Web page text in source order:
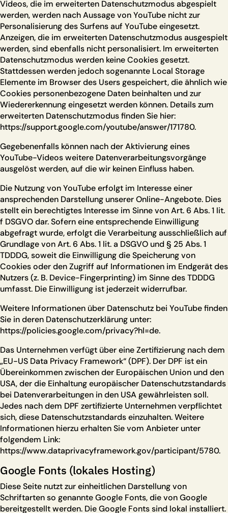
Videos, die im erweiterten Datenschutzmodus abgespielt
werden, werden nach Aussage von YouTube nicht zur
Personalisierung des Surfens auf YouTube eingesetzt.
Anzeigen, die im erweiterten Datenschutzmodus ausgespielt
werden, sind ebenfalls nicht personalisiert. Im erweiterten
Datenschutzmodus werden keine Cookies gesetzt.
Stattdessen werden jedoch sogenannte Local Storage
Elemente im Browser des Users gespeichert, die ähnlich wie
Cookies personenbezogene Daten beinhalten und zur
Wiedererkennung eingesetzt werden können. Details zum
erweiterten Datenschutzmodus finden Sie hier:
https://support.google.com/youtube/answer/171780.
Gegebenenfalls können nach der Aktivierung eines
YouTube-Videos weitere Datenverarbeitungsvorgänge
ausgelöst werden, auf die wir keinen Einfluss haben.
Die Nutzung von YouTube erfolgt im Interesse einer
ansprechenden Darstellung unserer Online-Angebote. Dies
stellt ein berechtigtes Interesse im Sinne von Art. 6 Abs. 1 lit.
f DSGVO dar. Sofern eine entsprechende Einwilligung
abgefragt wurde, erfolgt die Verarbeitung ausschließlich auf
Grundlage von Art. 6 Abs. 1 lit. a DSGVO und § 25 Abs. 1
TDDDG, soweit die Einwilligung die Speicherung von
Cookies oder den Zugriff auf Informationen im Endgerät des
Nutzers (z. B. Device-Fingerprinting) im Sinne des TDDDG
umfasst. Die Einwilligung ist jederzeit widerrufbar.
Weitere Informationen über Datenschutz bei YouTube finden
Sie in deren Datenschutzerklärung unter:
https://policies.google.com/privacy?hl=de.
Das Unternehmen verfügt über eine Zertifizierung nach dem
„EU-US Data Privacy Framework“ (DPF). Der DPF ist ein
Übereinkommen zwischen der Europäischen Union und den
USA, der die Einhaltung europäischer Datenschutzstandards
bei Datenverarbeitungen in den USA gewährleisten soll.
Jedes nach dem DPF zertifizierte Unternehmen verpflichtet
sich, diese Datenschutzstandards einzuhalten. Weitere
Informationen hierzu erhalten Sie vom Anbieter unter
folgendem Link:
https://www.dataprivacyframework.gov/participant/5780.
Google Fonts (lokales Hosting)
Diese Seite nutzt zur einheitlichen Darstellung von
Schriftarten so genannte Google Fonts, die von Google
bereitgestellt werden. Die Google Fonts sind lokal installiert.